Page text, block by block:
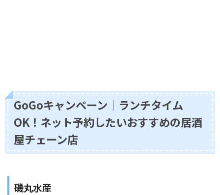
GoGoキャンペーン｜ランチタイム
OK！ネット予約したいおすすめの居酒
屋チェーン店
磯丸水産